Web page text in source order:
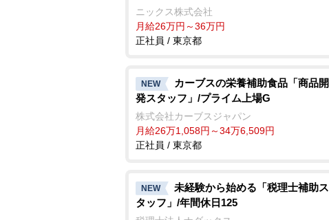
ニックス株式会社
月給26万円～36万円
正社員 / 東京都
NEW
カーブスの栄養補助食品「商品開
発スタッフ」/プライム上場G
株式会社カーブスジャパン
月給26万1,058円～34万6,509円
正社員 / 東京都
NEW
未経験から始める「税理士補助ス
タッフ」/年間休日125